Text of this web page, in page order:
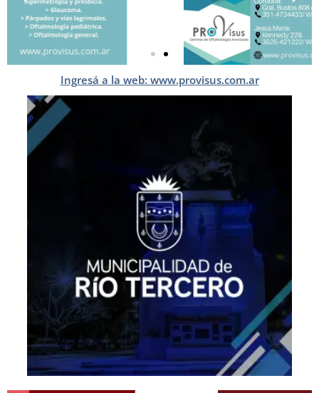
Ingresá a la web: www.provisus.com.ar